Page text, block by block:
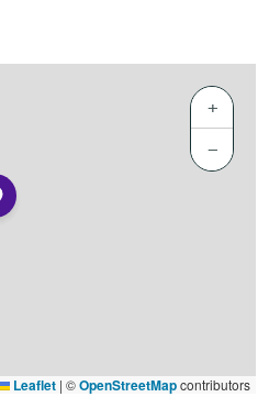
+
−
Leaflet | ©OpenStreetMapcontributors